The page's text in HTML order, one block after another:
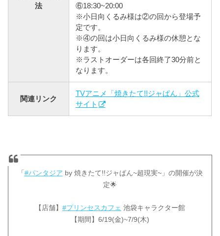
法
⑥18:30~20:00
※小日向くるみ様は②の回から登場予
定です。
※④の回は小日向くるみ様の休憩とな
ります。
※ラストオーダーは各回終了30分前と
なります。
関連リンク
TVアニメ「焼きたて!!ジャぱん」公式
サイト
「 #パンタジア by 焼きたて!!ジャぱん~超現実~」の開催が決
定🌟
【店舗】 #プリンセスカフェ 池袋キャラクター館
【期間】6/19(金)~7/9(木)